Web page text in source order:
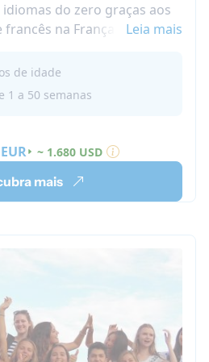
do zero graças aos
na França!
curso de francês e viva na
No seu tempo livre, você
e fazer novos amigos por
Leia mais
de idade
1 a 50 semanas
~ 1.680 USD
mais